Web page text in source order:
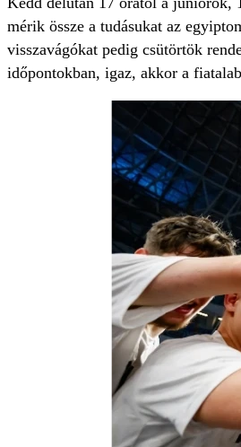
mérik össze a tudásukat az
visszavágókat pedig csütörtök
időpontokban, igaz, akkor a